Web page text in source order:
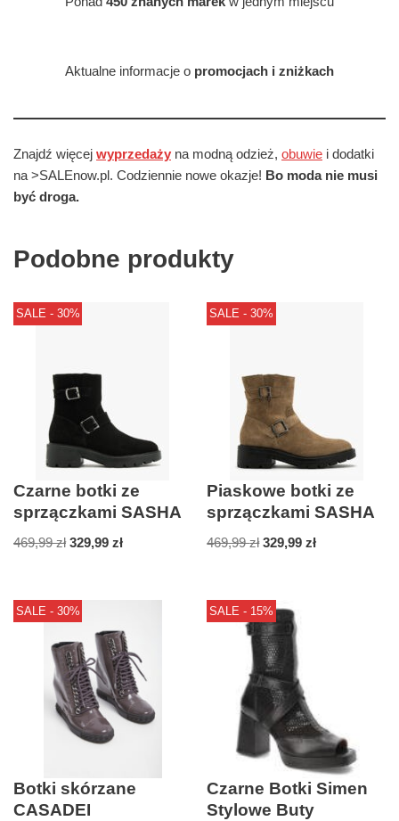
Aktualne informacje o promocjach i zniżkach
Znajdź więcej wyprzedaży na modną odzież, obuwie i dodatki
na >SALEnow.pl. Codziennie nowe okazje! Bo moda nie musi
być droga.
Podobne produkty
SALE - 30%
Czarne botki ze
sprzączkami SASHA
469,99zł 329,99 zł
SALE - 30%
Piaskowe botki ze
sprzączkami SASHA
469,99zł 329,99zł
SALE - 30%
Botki skórzane
CASADEI
SALE - 15%
Czarne Botki Simen
Stylowe Buty